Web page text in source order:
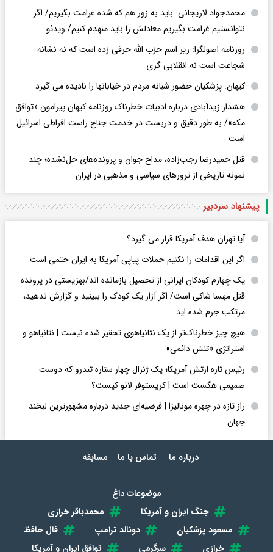
محمدجواد لاریجانی: باید به زور هم که شده غرامت بگیریم/ اگر
نتوانستیم غرامت بگیریم معادلش را باید منهدم کنیم/ ویدئو
روزنامه اصولگرا: زیر اسم حزب الله حرفی زده است که نه نشانه
شجاعت است نه انقلابی گری
کیهان: پزشکیان حضور شبانه مردم در خیابانها را نادیده می گیرد
هشدار زیدآبادی درباره ادبیات خطرناک روزنامه کیهان پیرامون «توافق
مکه»/ به طور دقیق و دربست در خدمت جناح راست افراطی اسرائیل
است
قتل حمیدرضا رجب‌زاده، مداح جوان و پرونده‌های حل‌نشده؛ چند
نمونه تاریخی از ترورهای سیاسی و مذهبی در ایران
پیشنهاد سردبیر
آیا تهران هدف آمریکا قرار می گیرد؟
اگر این اقدامات را نکنیم حملات پیاپی آمریکا به ایران حتمی است
یک چهارم کودکان ایرانی از تحصیل بازمانده اند/بهزیستی در پرونده
قتل مهسا شاکی است/ اگر آزار یک کودک را ببینید و گزارش ندهید،
مرتکب جرم شده اید
هیچ چیز خطرناک‌تر از یک نتانیاهوی تحقیر شده نیست | نتانیاهو و
استراتژی «تنش دائمی»
رئیس تازه ارتش آمریکا؛ یک ژنرال چهار ستاره تندرو که دوست
صمیمی هگست است | کریستوفر لانو کیست؟
راز تازه در چهره مونالیزا | فرضیه‌ای جدید درباره مشهورترین لبخند
جهان
درباره ما تماس با ما مسابقه
موضوعات داغ
جنگ ایران و آمریکا
محمدباقر خرازی
مسعود پزشکیان
دونالد ترامپ
فال حافظ
خرازی
سرگرمی توافق ایران و آمریکا